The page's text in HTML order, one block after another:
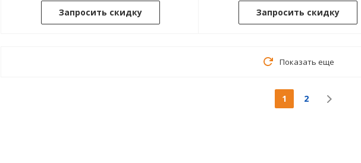
Запросить скидку Запросить скидку
Показать еще
1 2